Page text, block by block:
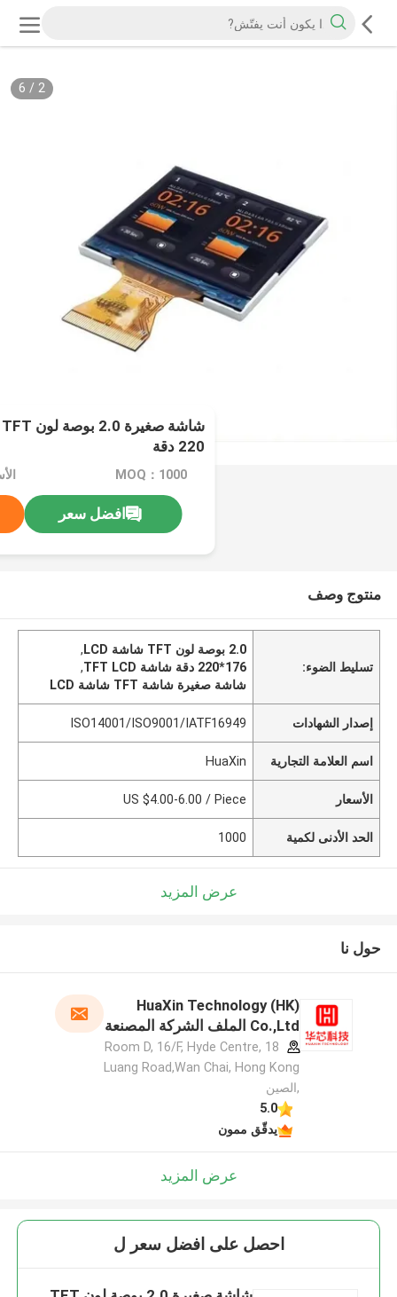
2
/
6
220 دقة
MOQ：1000
افضل سعر
منتوج وصف
تسليط الضوء:
2.0 بوصة لون TFT شاشة LCD
,
176*220 دقة شاشة TFT LCD
,
شاشة صغيرة شاشة TFT شاشة LCD
إصدار الشهادات ISO14001/ISO9001/IATF16949
اسم العلامة التجارية HuaXin
الأسعار US $4.00-6.00 / Piece
الحد الأدنى لكمية 1000
عرض المزيد
حول نا
HuaXin Technology (HK)
Co.,Ltd الملف الشركة المصنعة
Room D, 16/F, Hyde Centre, 18
Luang Road,Wan Chai, Hong Kong
,الصين
5.0
يدقّق ممون
عرض المزيد
احصل على افضل سعر ل